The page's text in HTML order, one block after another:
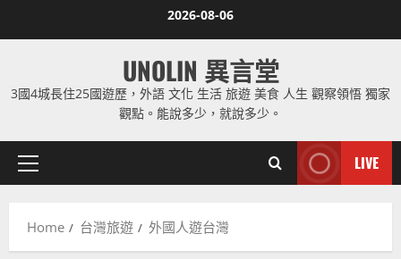
2026-08-06
UNOLIN 異言堂
3國4城長住25國遊歷，外語 文化 生活 旅遊 美食 人生 觀察領悟 獨家
觀點。能說多少，就說多少。
Primary
LIVE
Home 台灣旅遊 外國人遊台灣